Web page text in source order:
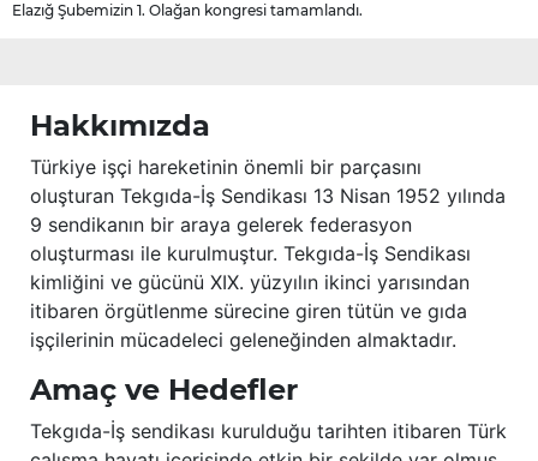
Elazığ Şubemizin 1. Olağan kongresi tamamlandı.
Hakkımızda
Türkiye işçi hareketinin önemli bir parçasını
oluşturan Tekgıda-İş Sendikası 13 Nisan 1952 yılında
9 sendikanın bir araya gelerek federasyon
oluşturması ile kurulmuştur. Tekgıda-İş Sendikası
kimliğini ve gücünü XIX. yüzyılın ikinci yarısından
itibaren örgütlenme sürecine giren tütün ve gıda
işçilerinin mücadeleci geleneğinden almaktadır.
Amaç ve Hedefler
Tekgıda-İş sendikası kurulduğu tarihten itibaren Türk